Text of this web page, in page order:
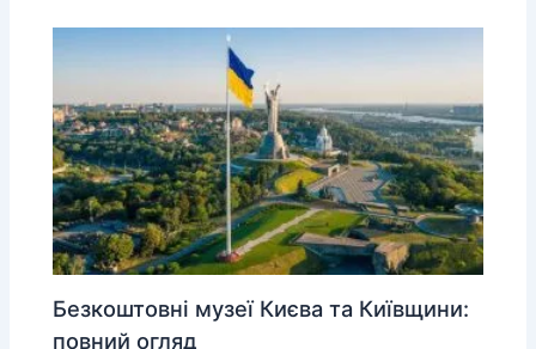
Безкоштовні музеї Києва та Київщини:
повний огляд